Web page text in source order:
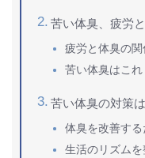
苦い体臭、疲労
疲労と体臭の関
苦い体臭はこれ
苦い体臭の対策
体臭を改善す
生活のリズムを